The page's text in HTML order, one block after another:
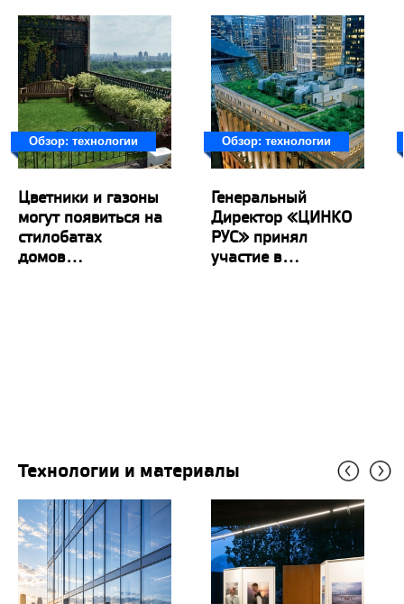
Обзор: технологии
Цветники и газоны
могут появиться на
стилобатах
домов...
Обзор: технологии
Генеральный
Директор «ЦИНКО
РУС» принял
участие в...
Технологии и материалы